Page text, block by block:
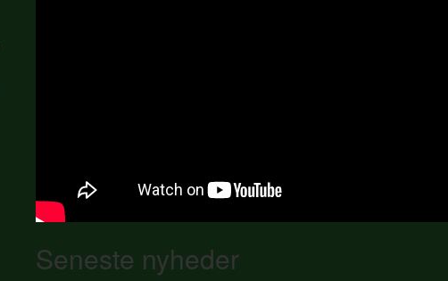
Seneste nyheder